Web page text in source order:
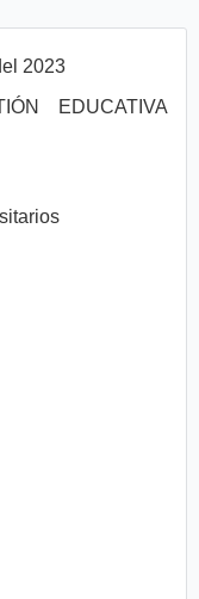
2023
EDUCATIVA